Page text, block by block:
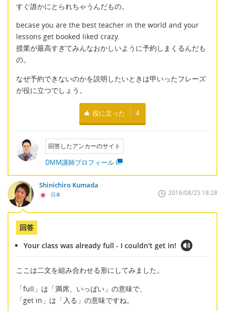
すぐ誰かにとられちゃうんだもの。
becase you are the best teacher in the world and your
lessons get booked liked crazy.
授業が最高すぎてみんなおかしいように予約しまくるんだも
の。
なぜ予約できないのかを説明したいときは甲いったフレーズ
が役に立つでしょう。
役に立った 4
回答したアンカーのサイト
DMM講師プロフィール
Shinichiro Kumada
日本 2016/08/25 18:28
回答
Your class was already full - I couldn't get in!
ここは二文を組み合わせる形にしてみました。
「full」は「満席、いっぱい」の意味で、
「get in」は「入る」の意味ですね。